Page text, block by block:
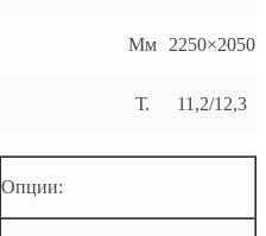
Мм 2250×2050
Т. 11,2/12,3
Опции: